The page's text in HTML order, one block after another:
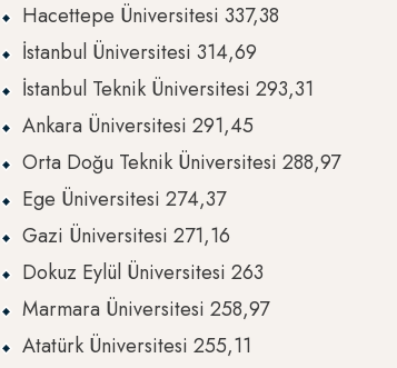
Hacettepe Üniversitesi 337,38
İstanbul Üniversitesi 314,69
İstanbul Teknik Üniversitesi 293,31
Ankara Üniversitesi 291,45
Orta Doğu Teknik Üniversitesi 288,97
Ege Üniversitesi 274,37
Gazi Üniversitesi 271,16
Dokuz Eylül Üniversitesi 263
Marmara Üniversitesi 258,97
Atatürk Üniversitesi 255,11